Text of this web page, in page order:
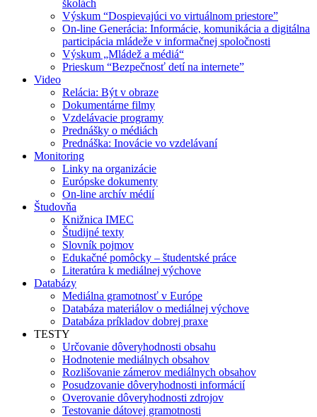
školách
Výskum “Dospievajúci vo virtuálnom priestore”
On-line Generácia: Informácie, komunikácia a digitálna
participácia mládeže v informačnej spoločnosti
Výskum „Mládež a médiá“
Prieskum “Bezpečnosť detí na internete”
Video
Relácia: Být v obraze
Dokumentárne filmy
Vzdelávacie programy
Prednášky o médiách
Prednáška: Inovácie vo vzdelávaní
Monitoring
Linky na organizácie
Európske dokumenty
On-line archív médií
Študovňa
Knižnica IMEC
Študijné texty
Slovník pojmov
Edukačné pomôcky – študentské práce
Literatúra k mediálnej výchove
Databázy
Mediálna gramotnosť v Európe
Databáza materiálov o mediálnej výchove
Databáza príkladov dobrej praxe
TESTY
Určovanie dôveryhodnosti obsahu
Hodnotenie mediálnych obsahov
Rozlišovanie zámerov mediálnych obsahov
Posudzovanie dôveryhodnosti informácií
Overovanie dôveryhodnosti zdrojov
Testovanie dátovej gramotnosti